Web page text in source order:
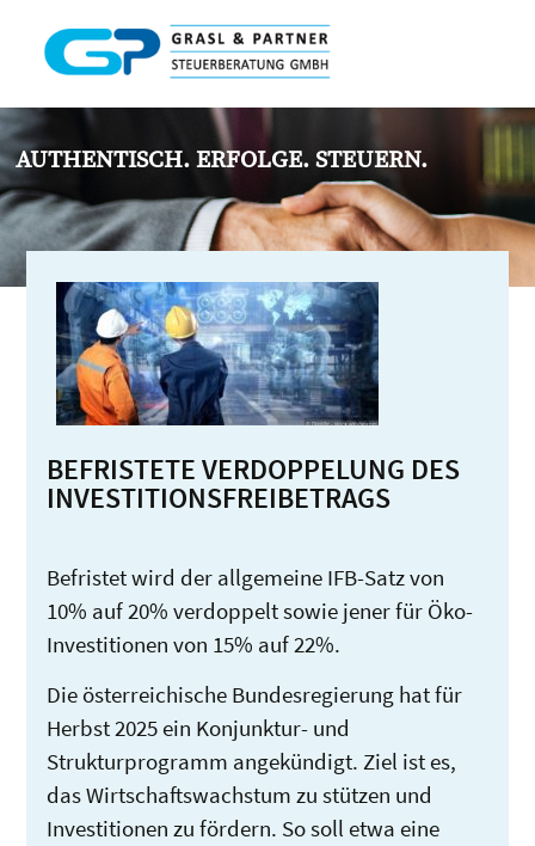
AUTHENTISCH. ERFOLGE. STEUERN.
BEFRISTETE VERDOPPELUNG DES
INVESTITIONSFREIBETRAGS
Befristet wird der allgemeine IFB-Satz von
10% auf 20% verdoppelt sowie jener für Öko-
Investitionen von 15% auf 22%.
Die österreichische Bundesregierung hat für
Herbst 2025 ein Konjunktur- und
Strukturprogramm angekündigt. Ziel ist es,
das Wirtschaftswachstum zu stützen und
Investitionen zu fördern. So soll etwa eine